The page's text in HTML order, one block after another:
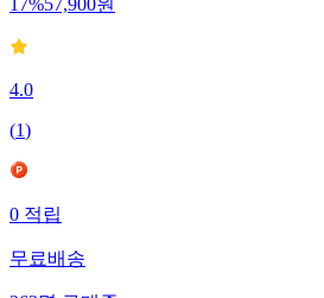
17%57,900원
4.0
(1)
0적립
무료배송